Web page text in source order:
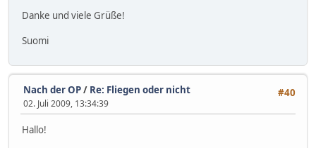
Danke und viele Grüße!
Suomi
#40
Nach der OP/ Re: Fliegen oder nicht
02. Juli 2009, 13:34:39
Hallo!